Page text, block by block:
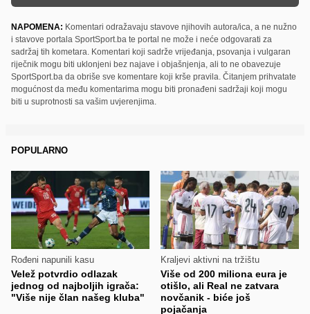
NAPOMENA: Komentari odražavaju stavove njihovih autora/ica, a ne nužno
i stavove portala SportSport.ba te portal ne može i neće odgovarati za
sadržaj tih kometara. Komentari koji sadrže vrijeđanja, psovanja i vulgaran
riječnik mogu biti uklonjeni bez najave i objašnjenja, ali to ne obavezuje
SportSport.ba da obriše sve komentare koji krše pravila. Čitanjem prihvatate
mogućnost da među komentarima mogu biti pronađeni sadržaji koji mogu
biti u suprotnosti sa vašim uvjerenjima.
POPULARNO
Rođeni napunili kasu
Velež potvrdio odlazak
jednog od najboljih igrača:
"Više nije član našeg kluba"
Kraljevi aktivni na tržištu
Više od 200 miliona eura je
otišlo, ali Real ne zatvara
novčanik - biće još
pojačanja